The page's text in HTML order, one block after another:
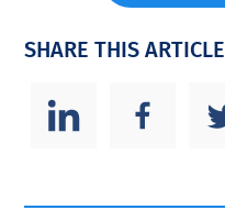
SHARE THIS